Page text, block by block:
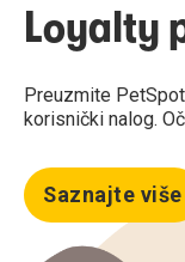
Loyalty
Preuzmite
korisnički nalog.
Saznajte više